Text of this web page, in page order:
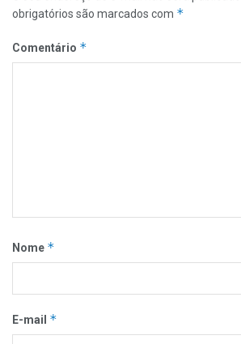
obrigatórios são marcados com *
Comentário *
Nome *
E-mail *